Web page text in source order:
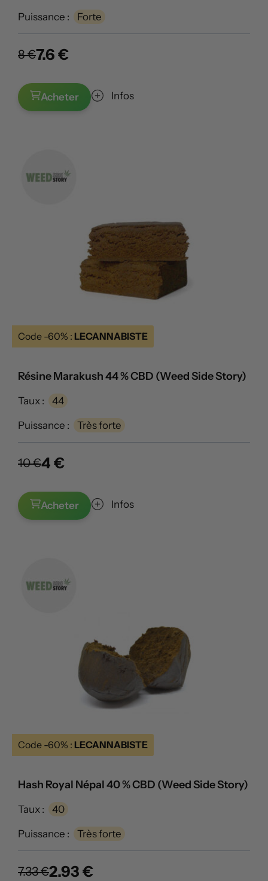
Puissance : Forte
8 €7.6 €
Acheter Infos
Code -60% : LECANNABISTE
Résine Marakush 44 % CBD (Weed Side Story)
Taux : 44
Puissance : Très forte
10 €4 €
Acheter Infos
Code -60% : LECANNABISTE
Hash Royal Népal 40 % CBD (Weed Side Story)
Taux : 40
Puissance : Très forte
7.33 €2.93 €